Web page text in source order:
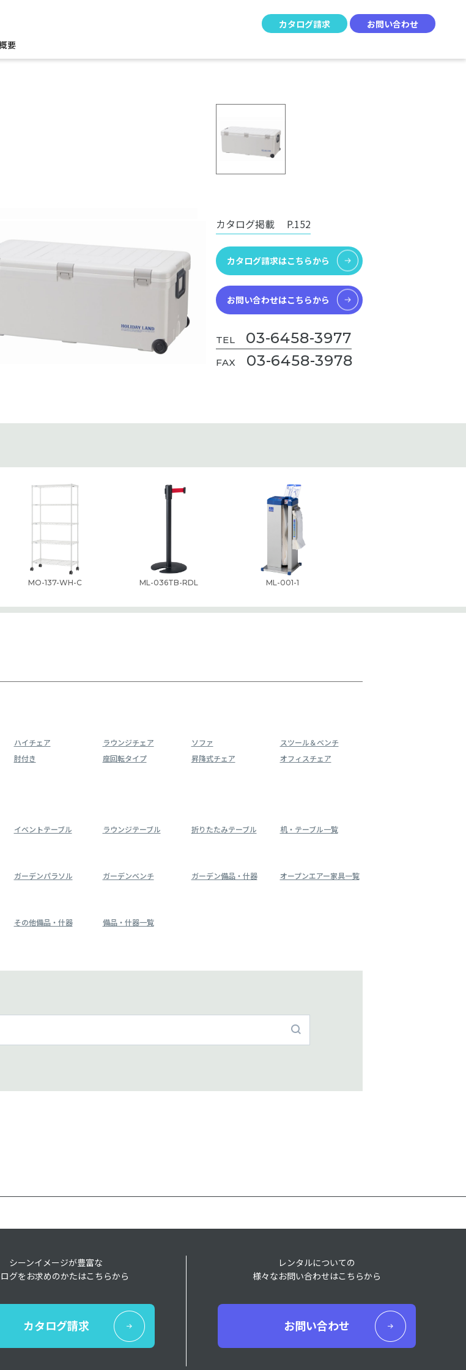
カタログ請求
お問い合わせ
要
カタログ掲載 P.152
カタログ請求はこちらから
お問い合わせはこちらから
TEL 03-6458-3977
FAX 03-6458-3978
MO-137-WH-C ML-036TB-RDL ML-001-1
ハイチェア ラウンジチェア ソファ
スツール＆ベンチ
肘付き 座回転タイプ 昇降式チェア
オフィスチェア
イベントテーブル ラウンジテーブル 折りたたみテーブル 机・テーブル一覧
ガーデンパラソル ガーデンベンチ ガーデン備品・什器 オープンエアー家具一覧
その他備品・什器 備品・什器一覧
シーンイメージが豊富な
グをお求めのかたはこちらから
カタログ請求
レンタルについての
様々なお問い合わせはこちらから
お問い合わせ